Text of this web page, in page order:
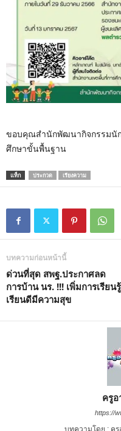
ขอบคุณสำนักพัฒนากิจกรรมนั
ศึกษาขั้นพื้นฐาน
แท็ก ประกวด เรียงความ
บทความก่อนหน้านี้
ด่วนที่สุด สพฐ.ประกาศลด
การบ้าน นร. !!! เพิ่มการเรียนรู้
เรียนดีมีความสุข
ครู
https://
บทความโดย : ค